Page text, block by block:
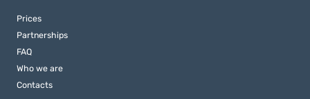
Prices
Partnerships
FAQ
Who we are
Contacts